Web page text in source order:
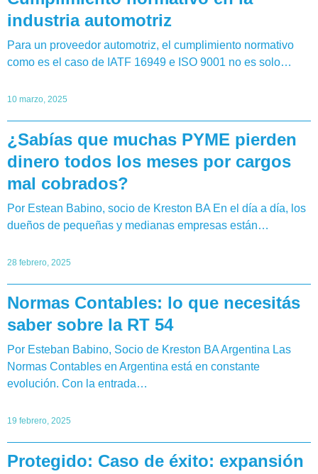
industria automotriz
Para un proveedor automotriz, el cumplimiento normativo
como es el caso de IATF 16949 e ISO 9001 no es solo…
10 marzo, 2025
¿Sabías que muchas PYME pierden
dinero todos los meses por cargos
mal cobrados?
Por Estean Babino, socio de Kreston BA En el día a día, los
dueños de pequeñas y medianas empresas están…
28 febrero, 2025
Normas Contables: lo que necesitás
saber sobre la RT 54
Por Esteban Babino, Socio de Kreston BA Argentina Las
Normas Contables en Argentina está en constante
evolución. Con la entrada…
19 febrero, 2025
Protegido: Caso de éxito: expansión